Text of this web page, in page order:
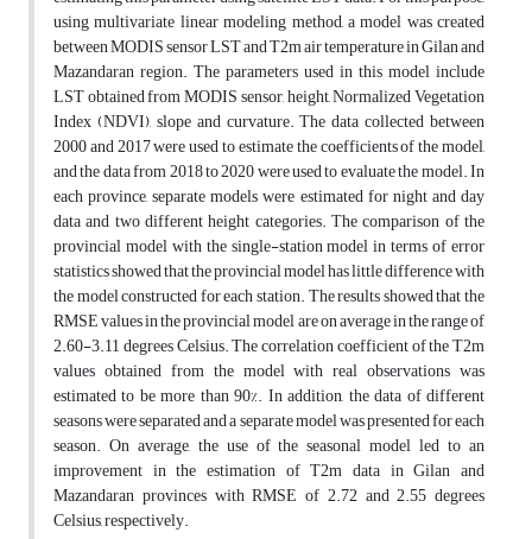
using multivariate linear modeling method, a model was created
between MODIS sensor LST and T2m air temperature in Gilan and
Mazandaran region. The parameters used in this model include
LST obtained from MODIS sensor, height, Normalized Vegetation
Index (NDVI), slope and curvature. The data collected between
2000 and 2017 were used to estimate the coefficients of the model,
and the data from 2018 to 2020 were used to evaluate the model. In
each province, separate models were estimated for night and day
data and two different height categories. The comparison of the
provincial model with the single-station model in terms of error
statistics showed that the provincial model has little difference with
the model constructed for each station. The results showed that the
RMSE values in the provincial model are on average in the range of
2.60-3.11 degrees Celsius. The correlation coefficient of the T2m
values obtained from the model with real observations was
estimated to be more than 90%. In addition, the data of different
seasons were separated and a separate model was presented for each
season. On average, the use of the seasonal model led to an
improvement in the estimation of T2m data in Gilan and
Mazandaran provinces with RMSE of 2.72 and 2.55 degrees
Celsius, respectively.